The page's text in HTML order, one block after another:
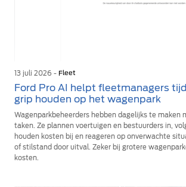
13 juli 2026 - Fleet
Ford Pro AI helpt fleetmanagers
grip houden op het wagenpark
Wagenparkbeheerders hebben dagelijks te maken
taken. Ze plannen voertuigen en bestuurders in,
houden kosten bij en reageren op onverwachte
of stilstand door uitval. Zeker bij grotere
kosten.